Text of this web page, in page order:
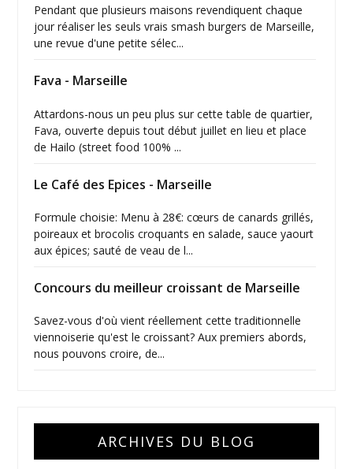
Pendant que plusieurs maisons revendiquent chaque
jour réaliser les seuls vrais smash burgers de Marseille,
une revue d'une petite sélec...
Fava - Marseille
Attardons-nous un peu plus sur cette table de quartier,
Fava, ouverte depuis tout début juillet en lieu et place
de Hailo (street food 100% ...
Le Café des Epices - Marseille
Formule choisie: Menu à 28€: cœurs de canards grillés,
poireaux et brocolis croquants en salade, sauce yaourt
aux épices; sauté de veau de l...
Concours du meilleur croissant de Marseille
Savez-vous d'où vient réellement cette traditionnelle
viennoiserie qu'est le croissant? Aux premiers abords,
nous pouvons croire, de...
ARCHIVES DU BLOG